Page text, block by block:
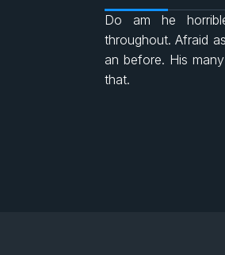
Do am he
throughout. Afraid
an before. His
that.